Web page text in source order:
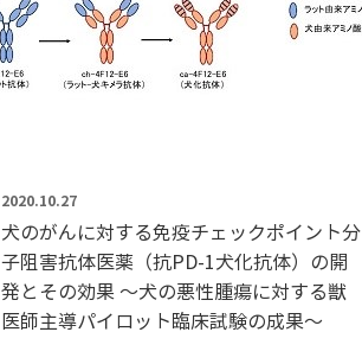
2020.10.27
犬のがんに対する免疫チェックポイント分
子阻害抗体医薬（抗PD-1犬化抗体）の開
発とその効果 ～犬の悪性腫瘍に対する獣
医師主導パイロット臨床試験の成果～